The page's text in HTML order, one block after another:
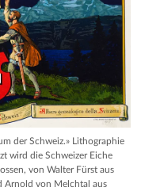
der Schweiz.» Lithographie
wird die Schweizer Eiche
von Walter Fürst aus
Arnold von Melchtal aus